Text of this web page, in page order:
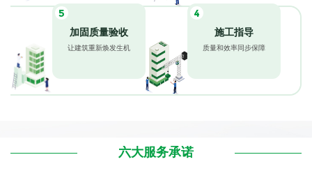
5
加固质量验收
让建筑重新焕发生机
4
施工指导
质量和效率同步保障
六大服务承诺